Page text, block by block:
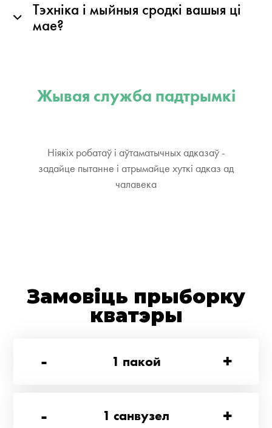
Тэхніка і мыйныя сродкі вашыя ці
мае?
Жывая служба падтрымкі
Ніякіх робатаў і аўтаматычных адказаў -
задайце пытанне і атрымайце хуткі адказ ад
чалавека
Замовіць прыборку
кватэры
-
1 пакой +
- 1 санвузел +